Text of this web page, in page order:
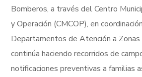
Bomberos, a través del Centro
y Operación (CMCOP), en
Departamentos de Atención a
continúa haciendo recorridos de
notificaciones preventivas a familias